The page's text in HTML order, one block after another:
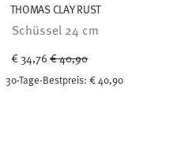
THOMAS CLAY RUST
Schüssel 24 cm
€ 34,76Price reduced from
€ 40,90
30-Tage-Bestpreis:€ 40,90